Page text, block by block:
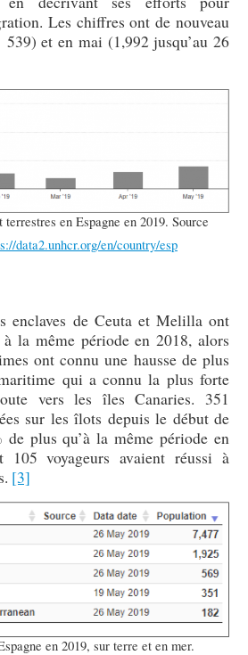
Les chiffres ont de nouveau
et en mai (1,992 jusqu’au 26
en Espagne en 2019. Source
data2.unhcr.org/en/country/esp
enclaves de Ceuta et Melilla ont
la même période en 2018, alors
ont connu une hausse de plus
qui a connu la plus forte
vers les îles Canaries. 351
sur les îlots depuis le début de
de plus qu’à la même période en
105 voyageurs avaient réussi à
[3]
en 2019, sur terre et en mer.